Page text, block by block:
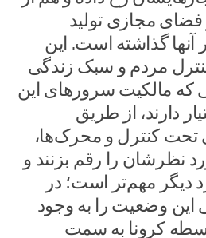
فضای مجازی تولید
آنها گذاشته است. این
مردم و سبک زندگی
که مالکیت سرورهای این
دارند، از طریق
کنترل و محرک‌ها،
نظرشان را رقم بزنند و
دیگر مهم‌تر است؛ در
این وضعیت را به وجود
کرونا به سمت